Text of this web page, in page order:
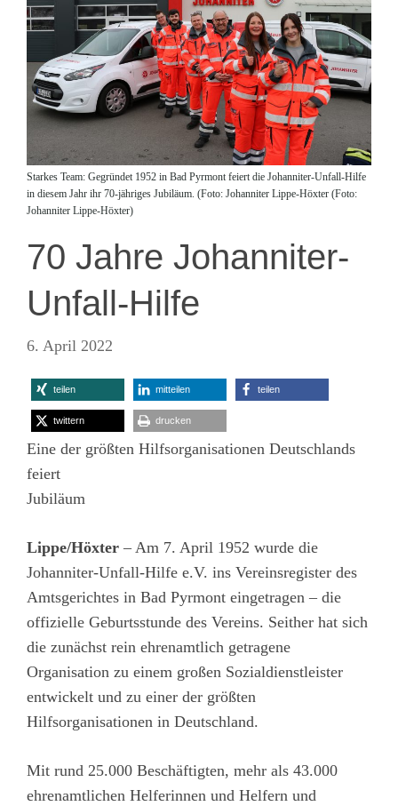
Starkes Team: Gegründet 1952 in Bad Pyrmont feiert die Johanniter-Unfall-Hilfe
in diesem Jahr ihr 70-jähriges Jubiläum. (Foto: Johanniter Lippe-Höxter (Foto:
Johanniter Lippe-Höxter)
70 Jahre Johanniter-
Unfall-Hilfe
6. April 2022
teilen mitteilen teilen
twittern drucken
Eine der größten Hilfsorganisationen Deutschlands
feiert
Jubiläum
Lippe/Höxter – Am 7. April 1952 wurde die
Johanniter-Unfall-Hilfe e.V. ins Vereinsregister des
Amtsgerichtes in Bad Pyrmont eingetragen – die
offizielle Geburtsstunde des Vereins. Seither hat sich
die zunächst rein ehrenamtlich getragene
Organisation zu einem großen Sozialdienstleister
entwickelt und zu einer der größten
Hilfsorganisationen in Deutschland.
Mit rund 25.000 Beschäftigten, mehr als 43.000
ehrenamtlichen Helferinnen und Helfern und